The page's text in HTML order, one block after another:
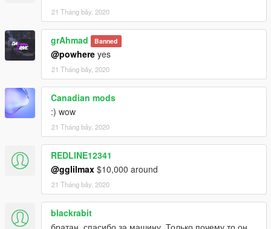
21 Tháng bảy, 2020
grAhmad Banned
@powhere yes
21 Tháng bảy, 2020
Canadian mods
:) wow
21 Tháng bảy, 2020
REDLINE12341
@gglilmax $10,000 around
21 Tháng bảy, 2020
blackrabit